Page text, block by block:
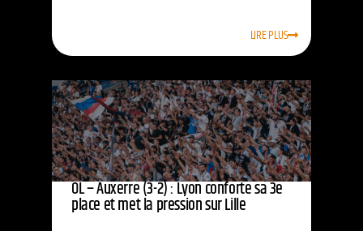
LIRE PLUS
OL – Auxerre (3-2) : Lyon conforte sa 3e
place et met la pression sur Lille